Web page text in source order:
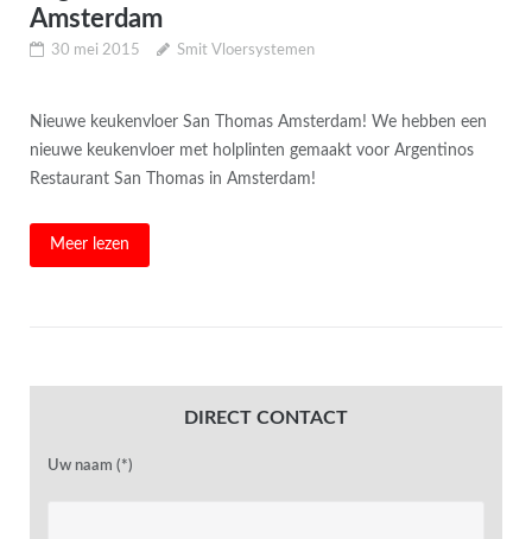
Amsterdam
30 mei 2015 Smit Vloersystemen
Nieuwe keukenvloer San Thomas Amsterdam! We hebben een
nieuwe keukenvloer met holplinten gemaakt voor Argentinos
Restaurant San Thomas in Amsterdam!
Meer lezen
DIRECT CONTACT
Uw naam (*)